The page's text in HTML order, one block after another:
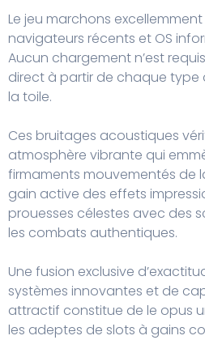
Le jeu marchons excellemment
navigateurs récents et OS
Aucun chargement n’est
direct à partir de chaque type
la toile.
Ces bruitages acoustiques
atmosphère vibrante qui
firmaments mouvementés de
gain active des effets
prouesses célestes avec des
les combats authentiques.
Une fusion exclusive
systèmes innovantes et de
attractif constitue de le opus
les adeptes de slots à gains